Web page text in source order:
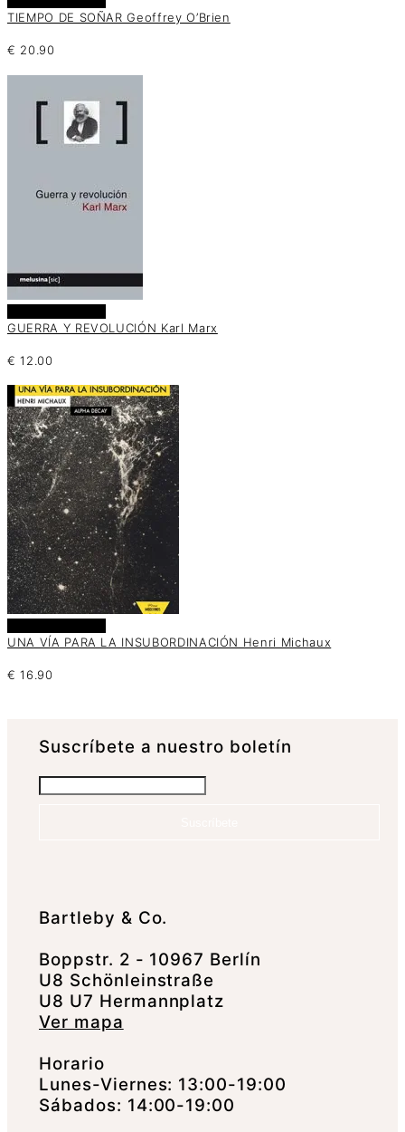
TIEMPO DE SOÑAR Geoffrey O’Brien
€ 20.90
GUERRA Y REVOLUCIÓN Karl Marx
€ 12.00
UNA VÍA PARA LA INSUBORDINACIÓN Henri Michaux
€ 16.90
Suscrí­bete a nuestro boletín
Bartleby & Co.
Boppstr. 2 - 10967 Berlín
U8 Schönleinstraße
U8 U7 Hermannplatz
Ver mapa
Horario
Lunes-Viernes: 13:00-19:00
Sábados: 14:00-19:00